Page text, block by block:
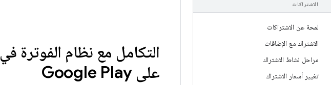
الاشتراكات
لمحة عن الاشتراكات
الاشتراك مع الإضافات
مراحل نشاط الاشتراك
تغيير أسعار الاشتراك
التكامل مع نظام الفوترة في
على Google Play